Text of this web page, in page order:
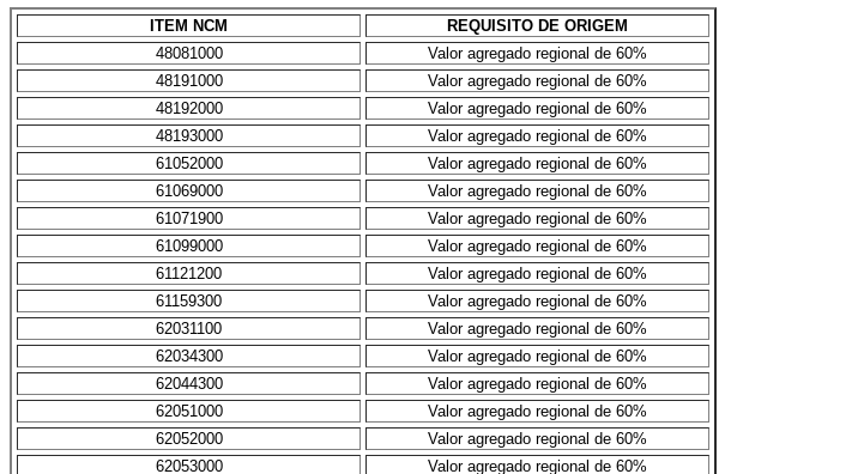
ITEM NCM
REQUISITO DE ORIGEM
48081000
Valor agregado regional de 60%
48191000
Valor agregado regional de 60%
48192000
Valor agregado regional de 60%
48193000
Valor agregado regional de 60%
61052000
Valor agregado regional de 60%
61069000
Valor agregado regional de 60%
61071900
Valor agregado regional de 60%
61099000
Valor agregado regional de 60%
61121200
Valor agregado regional de 60%
61159300
Valor agregado regional de 60%
62031100
Valor agregado regional de 60%
62034300
Valor agregado regional de 60%
62044300
Valor agregado regional de 60%
62051000
Valor agregado regional de 60%
62052000
Valor agregado regional de 60%
62053000
Valor agregado regional de 60%